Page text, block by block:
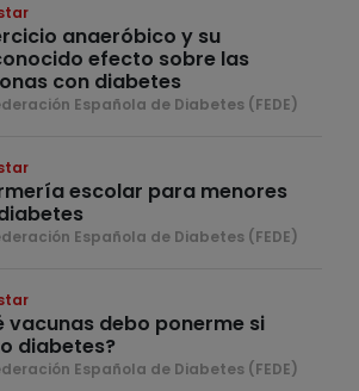
anaeróbico y su
efecto sobre las
con diabetes
Española de Diabetes (FEDE)
escolar para menores
Española de Diabetes (FEDE)
vacunas debo ponerme si
diabetes?
Española de Diabetes (FEDE)